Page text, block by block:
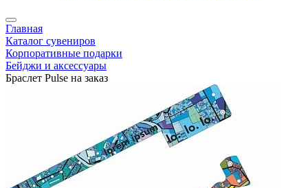
Главная
Каталог сувениров
Корпоративные подарки
Бейджи и аксессуары
Браслет Pulse на заказ